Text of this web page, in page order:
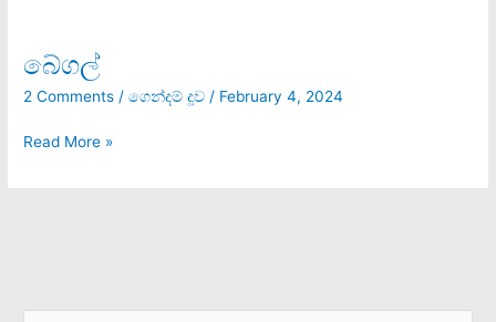
බේගල්
2 Comments /ගෙන්දම් දූව / February 4, 2024
බේගල්
Read More »